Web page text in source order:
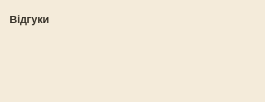
Відгуки